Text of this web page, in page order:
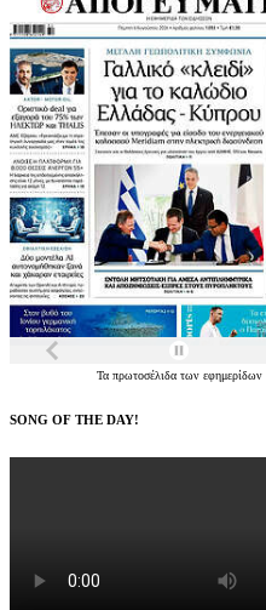
Τα πρωτοσέλιδα των εφημερίδων
SONG OF THE DAY!